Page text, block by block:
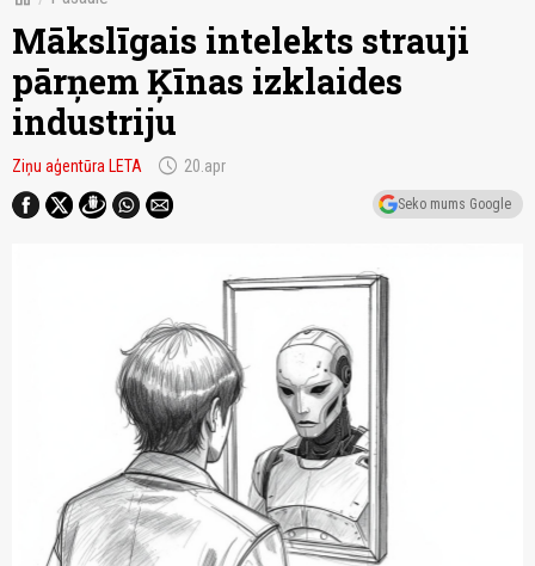
Mākslīgais intelekts strauji
pārņem Ķīnas izklaides
industriju
Ziņu aģentūra LETA schedule 20.apr
Seko mums Google